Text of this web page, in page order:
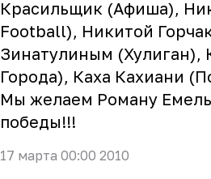
Красильщик (Афиша),
Football), Никитой
Зинатулиным (Хулиган),
Города), Каха Кахиани
Мы желаем Роману
победы!!!
17 марта 00:00 2010